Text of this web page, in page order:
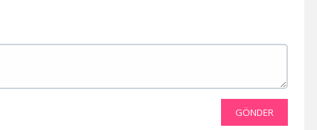
TJK Tv
Sports Tv
Tivibu Spor
TRT Çocuk
GÖNDER